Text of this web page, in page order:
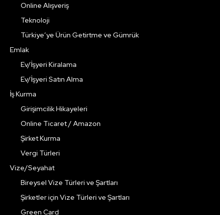
Online Alışveriş
Teknoloji
Türkiye’ye Ürün Getirtme ve Gümrük
Emlak
Ev/İşyeri Kiralama
Ev/İşyeri Satın Alma
İş Kurma
Girişimcilik Hikayeleri
Online Ticaret / Amazon
Şirket Kurma
Vergi Türleri
Vize/Seyahat
Bireysel Vize Türleri ve Şartları
Şirketler için Vize Türleri ve Şartları
Green Card